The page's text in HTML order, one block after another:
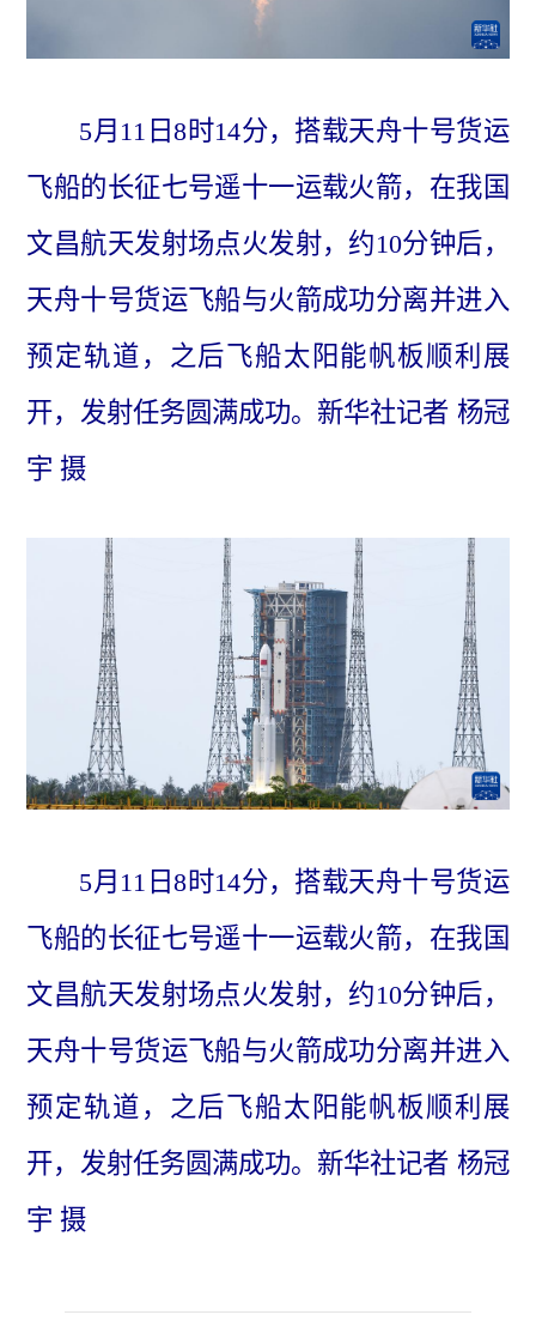
5月11日8时14分，搭载天舟十号货运
飞船的长征七号遥十一运载火箭，在我国
文昌航天发射场点火发射，约10分钟后，
天舟十号货运飞船与火箭成功分离并进入
预定轨道，之后飞船太阳能帆板顺利展
开，发射任务圆满成功。新华社记者 杨冠
宇 摄
5月11日8时14分，搭载天舟十号货运
飞船的长征七号遥十一运载火箭，在我国
文昌航天发射场点火发射，约10分钟后，
天舟十号货运飞船与火箭成功分离并进入
预定轨道，之后飞船太阳能帆板顺利展
开，发射任务圆满成功。新华社记者 杨冠
宇 摄